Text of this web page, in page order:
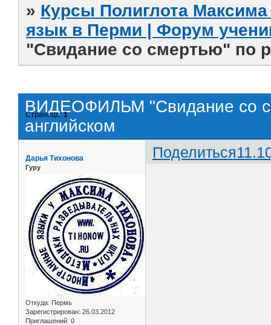
» Курсы Полиглота
язык в Перми | Форум
"Свидание со смертью" по
ВИДЕОФИЛЬМ "Свидание со
английском
Страница:1
Поделиться
Дарья Тихонова
Гуру
Откуда: Пермь
Зарегистрирован: 26.03.2012
Приглашений: 0